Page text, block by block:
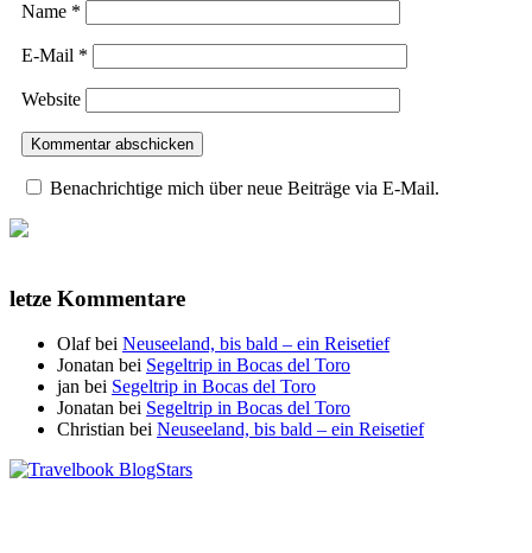
Name *
E-Mail *
Website
Benachrichtige mich über neue Beiträge via E-Mail.
letze Kommentare
Olafbei Neuseeland, bis bald – ein Reisetief
Jonatan bei Segeltrip in Bocas del Toro
jan bei Segeltrip in Bocas del Toro
Jonatan bei Segeltrip in Bocas del Toro
Christian bei Neuseeland, bis bald – ein Reisetief